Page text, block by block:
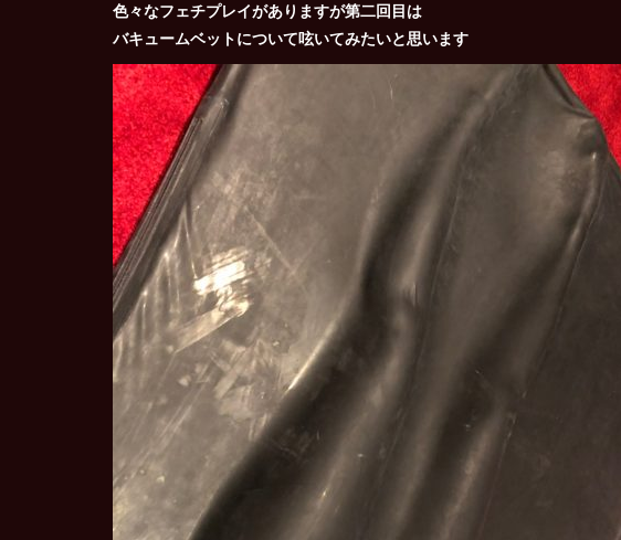
色々なフェチプレイがありますが第二回目は
バキュームベットについて呟いてみたいと思います